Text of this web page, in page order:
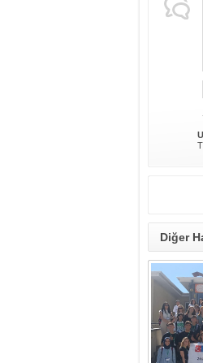
Diğer